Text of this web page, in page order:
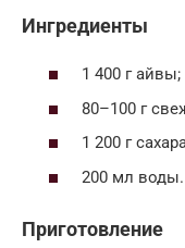
Ингредиенты
1 400 г айвы;
80–100 г
1 200 г
200 мл воды.
Приготовление